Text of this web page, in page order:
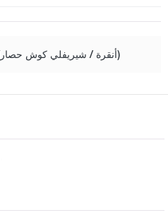
(أنقرة / شيريفلي كوش حصار)